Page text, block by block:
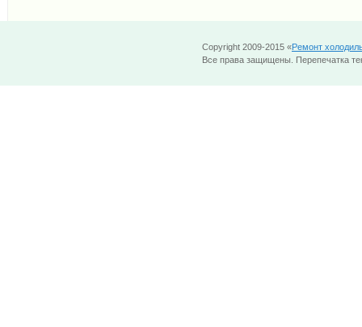
Copyright 2009-2015 «Ремонт
Все права защищены. Перепечатка